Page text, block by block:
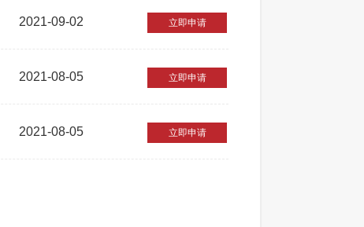
2021-09-02 立即申请
2021-08-05 立即申请
2021-08-05 立即申请